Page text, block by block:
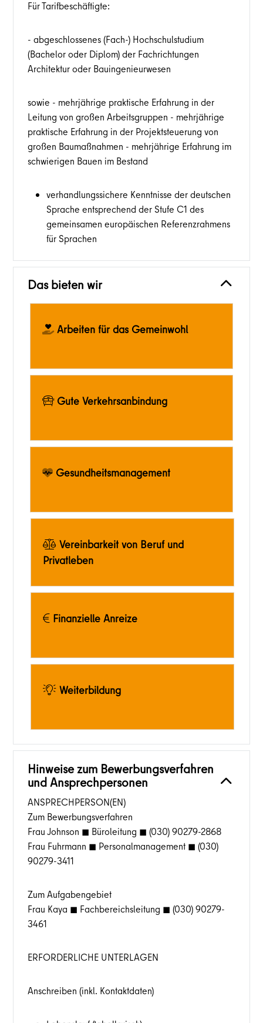
Für Tarifbeschäftigte:
- abgeschlossenes (Fach-) Hochschulstudium
(Bachelor oder Diplom) der Fachrichtungen
Architektur oder Bauingenieurwesen
sowie - mehrjährige praktische Erfahrung in der
Leitung von großen Arbeitsgruppen - mehrjährige
praktische Erfahrung in der Projektsteuerung von
großen Baumaßnahmen - mehrjährige Erfahrung im
schwierigen Bauen im Bestand
verhandlungssichere Kenntnisse der deutschen
Sprache entsprechend der Stufe C1 des
gemeinsamen europäischen Referenzrahmens
für Sprachen
Das bieten wir
Arbeiten für das Gemeinwohl
Gute Verkehrsanbindung
Gesundheitsmanagement
Vereinbarkeit von Beruf und
Privatleben
Finanzielle Anreize
Weiterbildung
Hinweise zum Bewerbungsverfahren
und Ansprechpersonen
ANSPRECHPERSON(EN)
Zum Bewerbungsverfahren
Frau Johnson ◼ Büroleitung ◼ (030) 90279-2868
Frau Fuhrmann ◼ Personalmanagement ◼ (030)
90279-3411
Zum Aufgabengebiet
Frau Kaya ◼ Fachbereichsleitung ◼ (030) 90279-
3461
ERFORDERLICHE UNTERLAGEN
Anschreiben (inkl. Kontaktdaten)